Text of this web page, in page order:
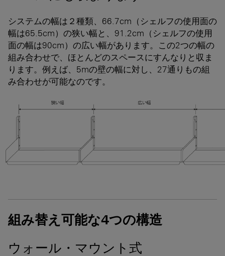
システムの幅は２種類、66.7cm（シェルフの使用面の
幅は65.5cm）の狭い幅と、91.2cm（シェルフの使用
面の幅は90cm）の広い幅があります。この2つの幅の
組み合わせで、ほとんどのスペースにすんなりと収ま
ります。例えば、5mの壁の幅に対し、27通りもの組
み合わせが可能なのです。
組み替え可能な4つの構造
ウォール・マウント式